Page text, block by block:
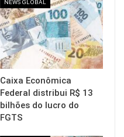
NEWS GLOBAL
Caixa Econômica
Federal distribui R$ 13
bilhões do lucro do
FGTS